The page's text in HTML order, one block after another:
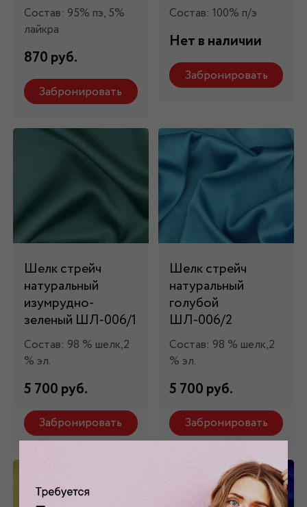
Состав: 95% пэ, 5%
лайкра
870 руб.
Забронировать
Состав: 100% п/э
Нет в наличии
Забронировать
Шелк стрейч
натуральный
изумрудно-
зеленый ШЛ-006/1
Состав: 98 % шелк,2
% эл.
5 700 руб.
Забронировать
Шелк стрейч
натуральный
голубой
ШЛ-006/2
Состав: 98 % шелк,2
% эл.
5 700 руб.
Забронировать